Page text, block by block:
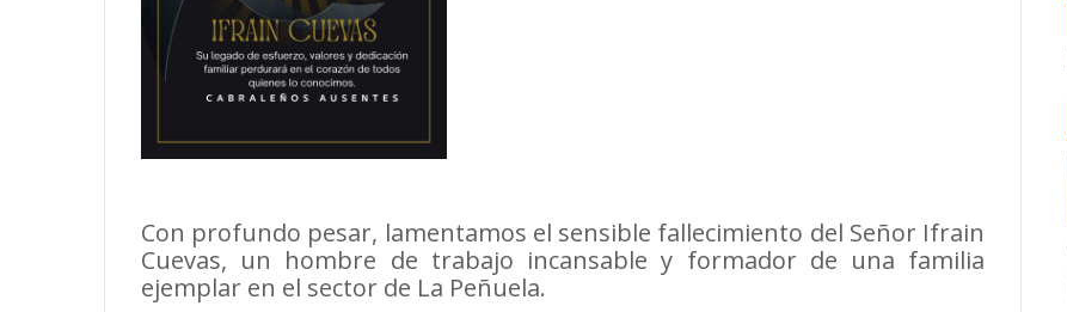
Con profundo pesar, lamentamos el sensible fallecimiento del Señor Ifrain
Cuevas, un hombre de trabajo incansable y formador de una familia
ejemplar en el sector de La Peñuela.